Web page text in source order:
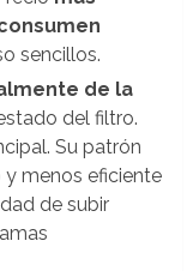
sencillos.
de la
del filtro.
Su patrón
menos eficiente
de subir